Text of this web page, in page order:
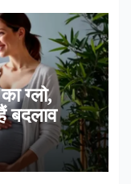
ग्लो,
बदलाव